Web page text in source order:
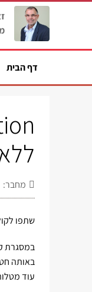
דף הבית
מחבר:
שתפו
באותה
עוד